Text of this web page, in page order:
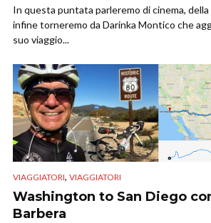
In questa puntata parleremo di cinema, della
infine torneremo da Darinka Montico che
suo viaggio...
VIAGGIATORI, VIAGGIATORI
Washington to San Diego
Barbera